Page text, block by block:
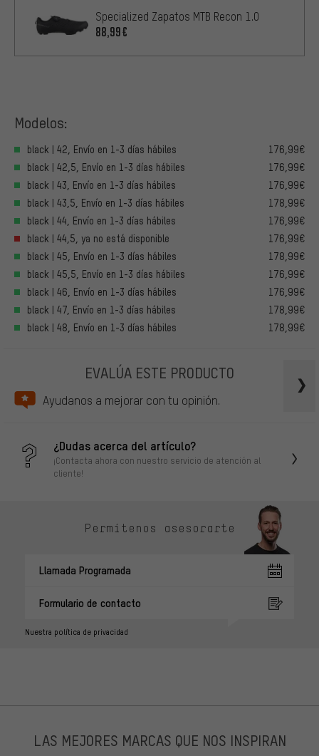
Specialized Zapatos MTB Recon 1.0
88,99€
Modelos:
black | 42, Envío en 1-3 días hábiles
176,99€
black | 42,5, Envío en 1-3 días hábiles
176,99€
black | 43, Envío en 1-3 días hábiles
176,99€
black | 43,5, Envío en 1-3 días hábiles
178,99€
black | 44, Envío en 1-3 días hábiles
176,99€
black | 44,5, ya no está disponible
176,99€
black | 45, Envío en 1-3 días hábiles
178,99€
black | 45,5, Envío en 1-3 días hábiles
176,99€
black | 46, Envío en 1-3 días hábiles
176,99€
black | 47, Envío en 1-3 días hábiles
178,99€
black | 48, Envío en 1-3 días hábiles
178,99€
EVALÚA ESTE PRODUCTO
Ayudanos a mejorar con tu opinión.
¿Dudas acerca del artículo?
¡Contacta ahora con nuestro servicio de atención al
cliente!
Permítenos asesorarte
Llamada Programada
Formulario de contacto
Nuestra política de privacidad
LAS MEJORES MARCAS QUE NOS INSPIRAN